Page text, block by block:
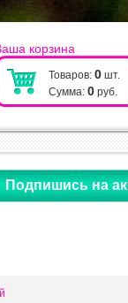
корзина
Товаров: 0 шт.
Сумма: 0 руб.
Подпишись на